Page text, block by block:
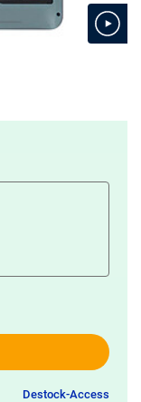
Destock-Access